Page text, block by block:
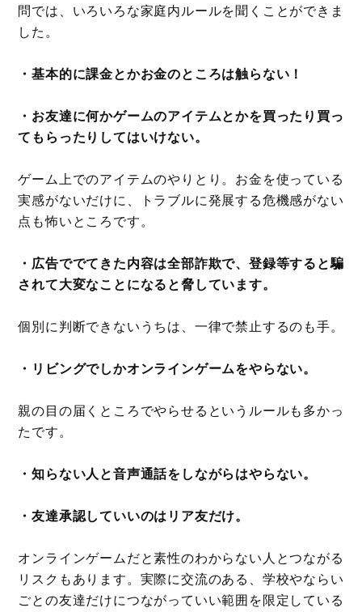
問では、いろいろな家庭内ルールを聞くことができま
した。
・基本的に課金とかお金のところは触らない！
・お友達に何かゲームのアイテムとかを買ったり買っ
てもらったりしてはいけない。
ゲーム上でのアイテムのやりとり。お金を使っている
実感がないだけに、トラブルに発展する危機感がない
点も怖いところです。
・広告ででてきた内容は全部詐欺で、登録等すると騙
されて大変なことになると脅しています。
個別に判断できないうちは、一律で禁止するのも手。
・リビングでしかオンラインゲームをやらない。
親の目の届くところでやらせるというルールも多かっ
たです。
・知らない人と音声通話をしながらはやらない。
・友達承認していいのはリア友だけ。
オンラインゲームだと素性のわからない人とつながる
リスクもあります。実際に交流のある、学校やならい
ごとの友達だけにつながっていい範囲を限定している